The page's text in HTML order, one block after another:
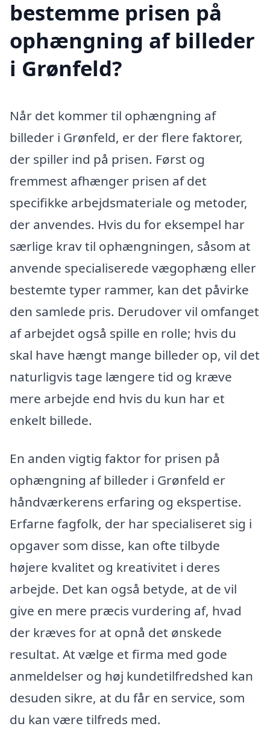
bestemme prisen på
ophængning af billeder
i Grønfeld?
Når det kommer til ophængning af
billeder i Grønfeld, er der flere faktorer,
der spiller ind på prisen. Først og
fremmest afhænger prisen af det
specifikke arbejdsmateriale og metoder,
der anvendes. Hvis du for eksempel har
særlige krav til ophængningen, såsom at
anvende specialiserede vægophæng eller
bestemte typer rammer, kan det påvirke
den samlede pris. Derudover vil omfanget
af arbejdet også spille en rolle; hvis du
skal have hængt mange billeder op, vil det
naturligvis tage længere tid og kræve
mere arbejde end hvis du kun har et
enkelt billede.
En anden vigtig faktor for prisen på
ophængning af billeder i Grønfeld er
håndværkerens erfaring og ekspertise.
Erfarne fagfolk, der har specialiseret sig i
opgaver som disse, kan ofte tilbyde
højere kvalitet og kreativitet i deres
arbejde. Det kan også betyde, at de vil
give en mere præcis vurdering af, hvad
der kræves for at opnå det ønskede
resultat. At vælge et firma med gode
anmeldelser og høj kundetilfredshed kan
desuden sikre, at du får en service, som
du kan være tilfreds med.